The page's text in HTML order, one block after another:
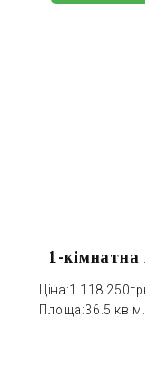
1-
Ціна:1 118
Площа:36.5 кв.м.